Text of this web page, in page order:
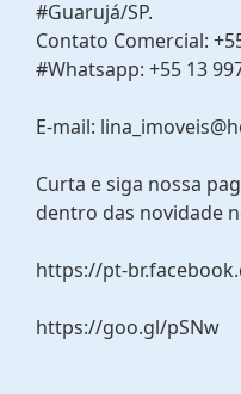
#Guarujá/SP.
Contato Comercial:
#Whatsapp: +55 13
E-mail:
Curta e siga nossa
dentro das novidade
https://pt-
https://goo.gl/pSNw